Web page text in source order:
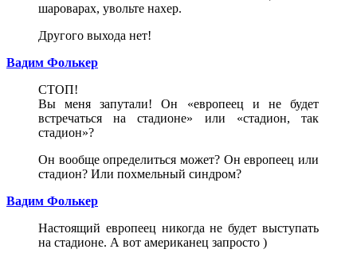
шароварах, увольте нахер.
Другого выхода нет!
Вадим Фолькер
СТОП!
Вы меня запутали! Он «европеец и не будет
встречаться на стадионе» или «стадион, так
стадион»?
Он вообще определиться может? Он европеец или
стадион? Или похмельный синдром?
Вадим Фолькер
Настоящий европеец никогда не будет выступать
на стадионе. А вот американец запросто )